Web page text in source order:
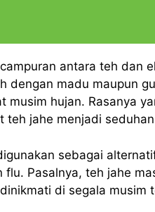
antara teh dan
dengan madu maupun
musim hujan. Rasanya
teh jahe menjadi
sebagai
Pasalnya, teh jahe
di segala musim